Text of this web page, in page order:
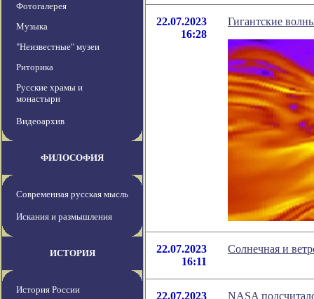
Фотогалерея
Музыка
"Неизвестные" музеи
Риторика
Русские храмы и
монастыри
Видеоархив
ФИЛОСОФИЯ
Современная русская мысль
Искания и размышления
ИСТОРИЯ
История России
22.07.2023
16:28
Гигантские
22.07.2023
16:11
Солнечная и
22.07.2023
NASA